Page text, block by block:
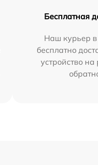
Бесплатная
Наш курьер
бесплатно
устройство на